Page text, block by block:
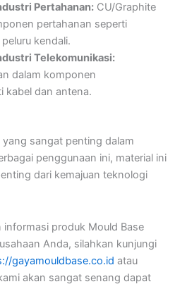
Pertahanan:CU/Graphite
pertahanan seperti
kendali.
Telekomunikasi:
dalam komponen
kabel dan antena.
sangat penting dalam
penggunaan ini, material ini
dari kemajuan teknologi
produk Mould Base
Anda, silahkan kunjungi
gayamouldbase.co.id atau
akan sangat senang dapat